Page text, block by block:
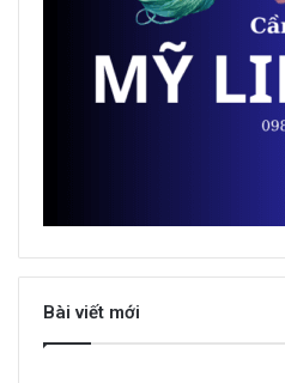
Bài viết mới